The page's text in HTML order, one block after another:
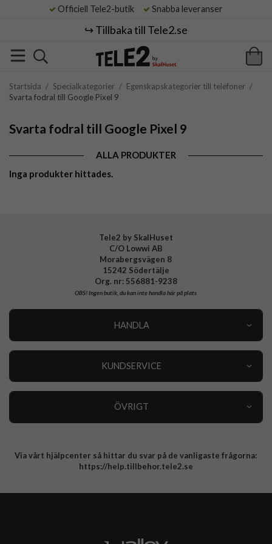
Officiell Tele2-butik Snabba leveranser
↪️ Tillbaka till Tele2.se
Startsida / Specialkategorier / Egenskapskategorier till telefoner /
Svarta fodral till Google Pixel 9
Svarta fodral till Google Pixel 9
ALLA PRODUKTER
Inga produkter hittades.
Tele2 by SkalHuset
C/O Lowwi AB
Morabergsvägen 8
15242 Södertälje
Org. nr: 556881-9238
OBS!Ingen butik, du kan inte handla här på plats
HANDLA
KUNDSERVICE
ÖVRIGT
Integritetspolicy
Via vårt hjälpcenter så hittar du svar på de vanligaste frågorna:
https://help.tillbehor.tele2.se